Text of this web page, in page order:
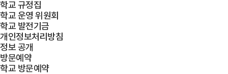
학교 규정집
학교 운영 위원회
학교 발전기금
개인정보처리방침
정보 공개
방문예약
학교 방문예약